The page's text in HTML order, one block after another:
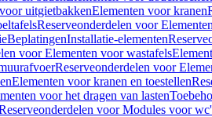
uitgietbakkenElementen voor kranen
Reserveonderdelen voor
BeplatingenInstallatie-elementen
voor Elementen voor wastafels
Reserveonderdelen voor
Elementen voor kranen en toestellen
voor het dragen van lasten
voor Modules voor